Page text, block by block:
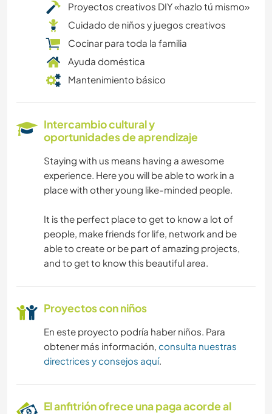
Proyectos creativos DIY «hazlo tú mismo»
Cuidado de niños y juegos creativos
Cocinar para toda la familia
Ayuda doméstica
Mantenimiento básico
Intercambio cultural y
oportunidades de aprendizaje
Staying with us means having a awesome
experience. Here you will be able to work in a
place with other young like-minded people.
It is the perfect place to get to know a lot of
people, make friends for life, network and be
able to create or be part of amazing projects,
and to get to know this beautiful area.
Proyectos con niños
En este proyecto podría haber niños. Para
obtener más información, consulta nuestras
directrices y consejos aquí.
El anfitrión ofrece una paga acorde al